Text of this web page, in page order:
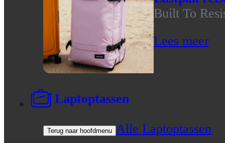
Built To
Lees meer
Laptoptassen
Terug naar hoofdmenu Alle Laptoptassen